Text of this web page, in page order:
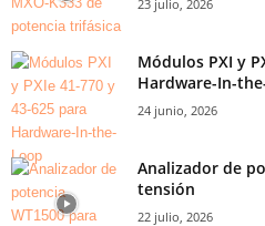
23 julio, 2026
Módulos PXI y
Hardware-In-
24 junio, 2026
Analizador de
tensión
22 julio, 2026